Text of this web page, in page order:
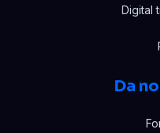
Digital
Da